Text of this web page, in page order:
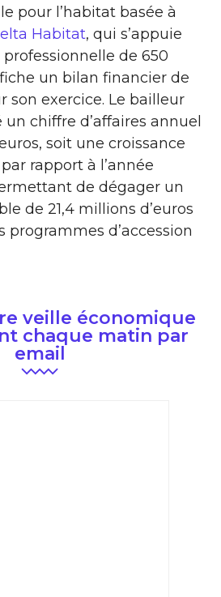
pour l’habitat basée à
Habitat, qui s’appuie
de 650
un bilan financier de
son exercice. Le bailleur
chiffre d’affaires annuel
soit une croissance
rapport à l’année
de dégager un
de 21,4 millions d’euros
programmes d’accession
veille économique
chaque matin par
email